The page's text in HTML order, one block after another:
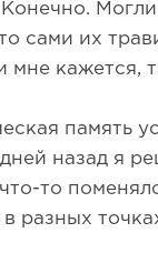
сами их
мне кажется,
память
назад я
то
разных